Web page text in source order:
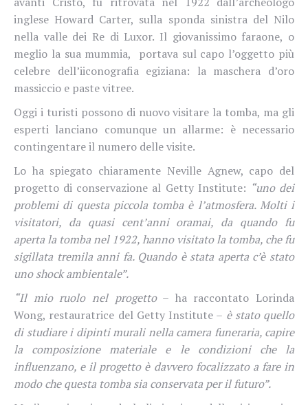
inglese Howard Carter, sulla sponda sinistra del Nilo
nella valle dei Re di Luxor. Il giovanissimo faraone, o
meglio la sua mummia, portava sul capo l’oggetto più
celebre dell’iiconografia egiziana: la maschera d’oro
massiccio e paste vitree.
Oggi i turisti possono di nuovo visitare la tomba, ma gli
esperti lanciano comunque un allarme: è necessario
contingentare il numero delle visite.
Lo ha spiegato chiaramente Neville Agnew, capo del
progetto di conservazione al Getty Institute: “uno dei
problemi di questa piccola tomba è l’atmosfera. Molti i
visitatori, da quasi cent’anni oramai, da quando fu
aperta la tomba nel 1922, hanno visitato la tomba, che fu
sigillata tremila anni fa. Quando è stata aperta c’è stato
uno shock ambientale”.
“Il mio ruolo nel progetto– ha raccontato Lorinda
Wong, restauratrice del Getty Institute – è stato quello
di studiare i dipinti murali nella camera funeraria, capire
la composizione materiale e le condizioni che la
influenzano, e il progetto è davvero focalizzato a fare in
modo che questa tomba sia conservata per il futuro”.